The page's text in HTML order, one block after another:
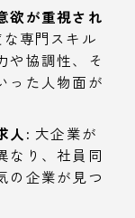
欲が重視され
専門スキル
や協調性、そ
った人物面が
人: 大企業が
なり、社員同
の企業が見つ